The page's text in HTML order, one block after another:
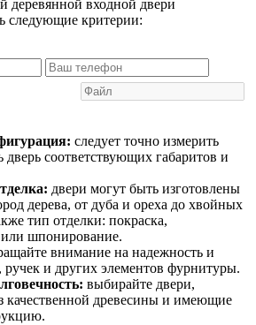
деревянной входной двери
следующие критерии:
следует точно измерить
соответствующих габаритов и
двери могут быть изготовлены
дерева, от дуба и ореха до хвойных
тип отделки: покраска,
шпонирование.
внимание на надежность и
ручек и других элементов фурнитуры.
выбирайте двери,
качественной древесины и имеющие